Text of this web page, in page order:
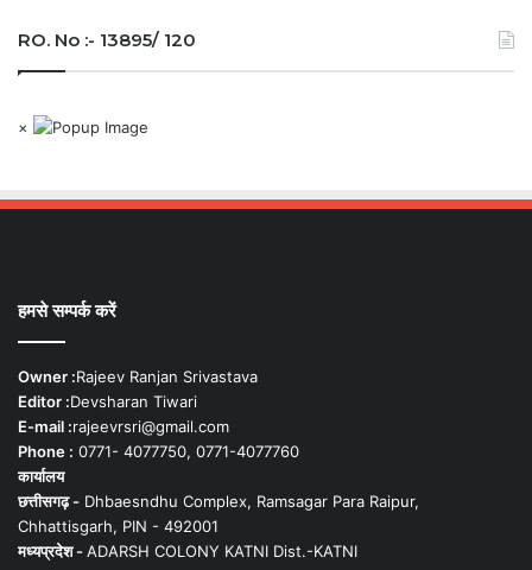
RO. No :- 13895/ 120
×
हमसे सम्पर्क करें
Owner :Rajeev Ranjan Srivastava
Editor :Devsharan Tiwari
E-mail :rajeevrsri@gmail.com
Phone : 0771- 4077750, 0771-4077760
कार्यालय
छत्तीसगढ़ - Dhbaesndhu Complex, Ramsagar Para Raipur,
Chhattisgarh, PIN - 492001
मध्यप्रदेश -ADARSH COLONY KATNI Dist.-KATNI